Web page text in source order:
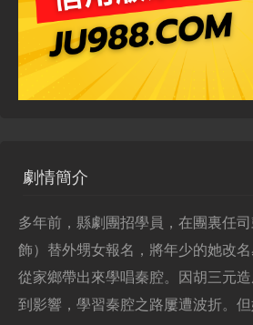
劇情簡介
多年前，縣劇團招學員，在團裏任
飾）替外甥女報名，將年少的她改名
從家鄉帶出來學唱秦腔。因胡三元
到影響，學習秦腔之路屢遭波折。